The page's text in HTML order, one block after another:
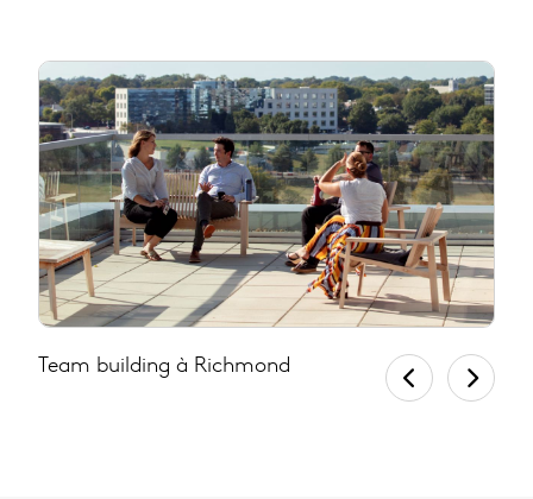
Team building à Richmond